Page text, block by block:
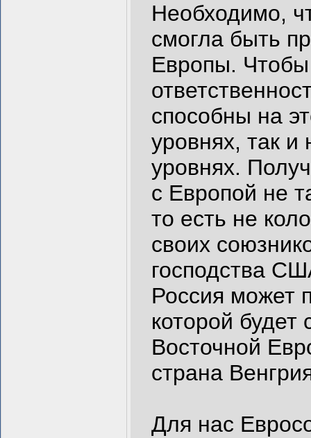
Необходимо,
смогла быть
Европы. Чтобы
способны на
уровнях, так и
уровнях.
с Европой не
то есть не
своих
господства
Россия может
которой
Восточной
страна
Для нас